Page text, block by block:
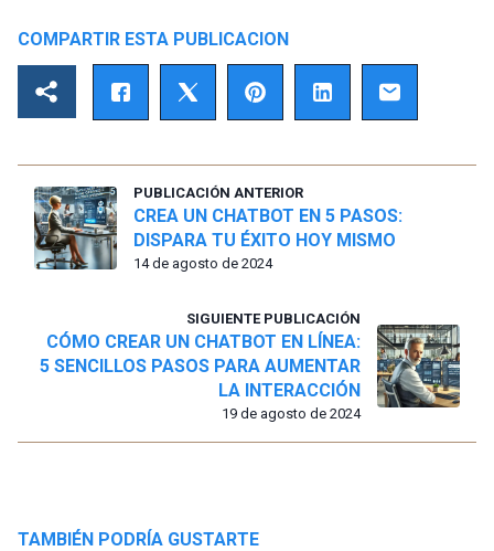
COMPARTIR ESTA PUBLICACION
PUBLICACIÓN ANTERIOR
14 de agosto de 2024
CREA UN CHATBOT EN 5 PASOS:
DISPARA TU ÉXITO HOY MISMO
SIGUIENTE PUBLICACIÓN
19 de agosto de 2024
CÓMO CREAR UN CHATBOT EN LÍNEA:
5 SENCILLOS PASOS PARA AUMENTAR
LA INTERACCIÓN
TAMBIÉN PODRÍA GUSTARTE